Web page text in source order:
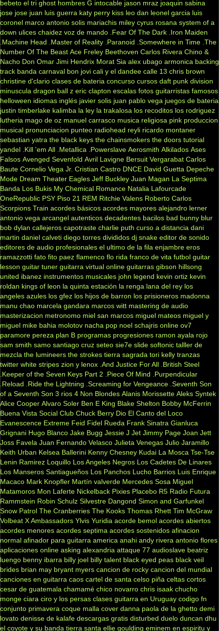
bebeto el tri ghost hombres G intocable jason mraz joaquin sabina
jose jose juan luis guerra katy perry kiss leo dan leonel garcia luis
coronel marco antonio solis mariachis miley cyrus rosana system of a
down ulices chaidez voz de mando .Fear Of The Dark .Iron Maiden
.Machine Head
.Master of Reality .Paranoid .Somewhere in Time .The
Number Of The Beast Ace Freley Beethoven Carlos Rivera Chino &
Nacho Don Omar Jimi Hendrix Morat Sia alex ubago armonica backing
track banda carnaval bon jovi cali y el dandee calle 13 chris brown
christine d'clario clases de bateria concurso cursos daft punk division
minuscula dragon ball z eric clapton escalas fotos guitarristas famosos
helloween idiomas inglés javier solis juan pablo vega juegos de bateria
justin timberlake kalimba la ley la trakalosa los recoditos los rodriguez
lutheria mago de oz manuel carrasco musica religiosa pink produccion
musical pronunciacion punteo radiohead reyli ricardo montaner
sebastian yatra the black keys the chainsmokers the doors tutorial
yandel .Kill 'em All .Metallica .Powerslave Aerosmith Alkilados Ases
Falsos Avenged Sevenfold Avril Lavigne Bersuit Vergarabat Carlos
Baute Cornelio Vega Jr. Cristian Castro DNCE David Guetta Depeche
Mode Dream Theater Eagles Jeff Buckley Juan Magan La Septima
Banda Los Bukis My Chemical Romance Natalia Lafourcade
OneRepublic PSY Piso 21 REM Ritchie Valens Roberto Carlos
Scorpions Train acordes básicos acordes mayores alejandro lerner
antonio vega arcangel autenticos decadentes bacilos bad bunny blur
bob dylan callejeros capotraste charlie puth curso a distancia dani
martin daniel calveti diego torres divididos dj snake editor de sonido
editores de audio profesionales el ultimo de la fila enjambre eros
ramazzotti fato fito paez flamenco flo rida franco de vita futbol guitar
lesson guitar tuner guitarra virtual online guitarras gibson hillsong
united ibanez instrumentos musicales john legend kevin ortiz kevin
roldan kings of leon la quinta estación la renga lana del rey los
angeles azules los gfez los hijos de barron los prisioneros madonna
manu chao marcela gandara marcos witt mastering de audio
masterizacion metronomo miel san marcos miguel mateos miguel y
miguel mike bahia molotov nacha pop noel schajris online ov7
paramore pereza plan B programas progresiones ramon ayala rojo
sam smith samo santiago cruz seteo sie7e slide softonic talller de
mezcla the lumineers the strokes tierra sagrada tori kelly tranzas
twitter white stripes zion y lenox .And Justice For All .British Steel
.Keeper of the Seven Keys Part 2
.Piece Of Mind
.Purpendicular
.Reload
.Ride the Lightning .Screaming for Vengeance .Seventh Son
of a Seventh Son 3 rios 4 Non Blondes Alanis Morissette Aleks Syntek
Alice Cooper Alvaro Soler Ben E King Blake Shelton Bobby McFerrin
Buena Vista Social Club Chuck Berry Dio El Canto del Loco
Evanescence Extreme Feid Fidel Rueda Frank Sinatra Gianluca
Grignani Hugo Blanco Jake Bugg Jessie J Jet Jimmy Page Joan Jett
Joss Favela Juan Fernando Velasco Julieta Venegas Julio Jaramillo
Keith Urban Kelsea Ballerini Kenny Chesney Kudai La Mosca Tse-Tse
Lenin Ramirez Loquillo Los Angeles Negros Los Cadetes De Linares
Los Manseros Santiagueños Los Panchos Lucho Barrios Luis Enrique
Macaco Mark Knopfler Martín valverde Mercedes Sosa Miguel
Matamoros Mon Laferte Nickelback Pixies Placebo R5 Radio Futura
Rammstein Robin Schulz Silvestre Dangond Simon and Garfunkel
Snow Patrol The Cranberries The Kooks Thomas Rhett Tim McGraw
Volbeat X Ambassadors Ylvis Yuridia acorde bemol acordes abiertos
acordes menores acordes septima acordes sostenidos afinacion
normal afinador para guitarra america anahi andy rivera antonio flores
aplicaciones online asking alexandria attaque 77 audioslave beatriz
luengo benny ibarra billy joel billy talent black eyed peas black veil
brides brian may bryant myers cancion de rocky cancion del mundial
canciones en guitarra caos cartel de santa celso piña celtas cortos
cesar de guatemala chamamé chico novarro chris isaak chucho
monge ciara ciro y los persas clases guitarra en Uruguay codigo fn
conjunto primavera coque malla cover danna paola de la ghetto demi
lovato denisse de kalafe descargas gratis disturbed duelo duncan dhu
el coyote y su banda tierra santa ellie goulding eminem en espiritu y